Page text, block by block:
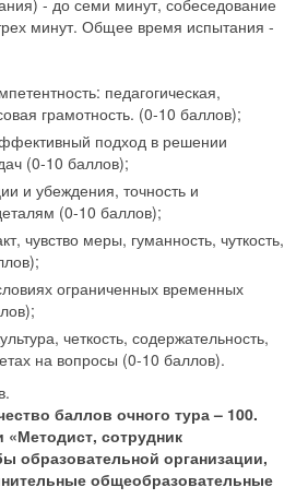
- до семи минут, собеседование
минут. Общее время испытания -
педагогическая,
грамотность. (0-10 баллов);
подход в решении
(0-10 баллов);
и убеждения, точность и
(0-10 баллов);
чувство меры, гуманность, чуткость,
ограниченных временных
четкость, содержательность,
на вопросы (0-10 баллов).
баллов очного тура – 100.
сотрудник
образовательной организации,
общеобразовательные